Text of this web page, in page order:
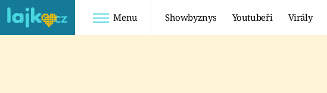
Menu Showbyznys Youtubeři Virály